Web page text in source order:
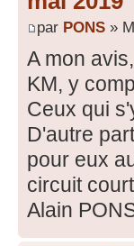
par PONS »
A mon
KM, y
Ceux qui
D'autre
pour eux
circuit
Alain